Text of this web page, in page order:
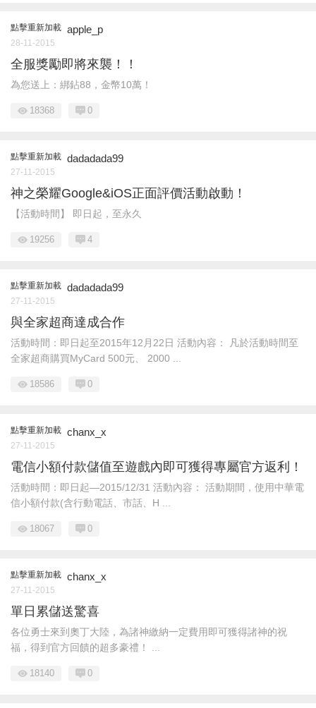
點擊重新加載 apple_p
28-11-2015
全服獎勵即將來襲！！
為您送上：綁鉆88，金幣10萬！
18368 0
點擊重新加載 dadadada99
27-11-2015
神之榮耀Google&iOS正面評價活動啟動！
【活動時間】 即日起，至永久
19256 4
點擊重新加載 dadadada99
27-11-2015
與全家超商達成合作
活動時間：即日起至2015年12月22日 活動內容： 凡於活動時間至
全家超商購買MyCard 500元、 2000 ...
18586 0
點擊重新加載 chanx_x
27-11-2015
電信小額付款儲值至遊戲內即可獲得專屬官方返利！
活動時間：即日起—2015/12/31 活動內容： 活動期間，使用中華電
信小額付款(含行動電話、市話、H ...
18067 0
點擊重新加載 chanx_x
27-11-2015
單日累儲送驚喜
各位勇士來到奧丁大陸，為諸神繳納一定費用即可獲得諸神的祝
福，得到官方回饋的超多豪禮！ ...
18140 0